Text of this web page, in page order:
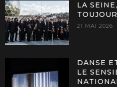
LA
21 MAI 2026
DANSE
LE